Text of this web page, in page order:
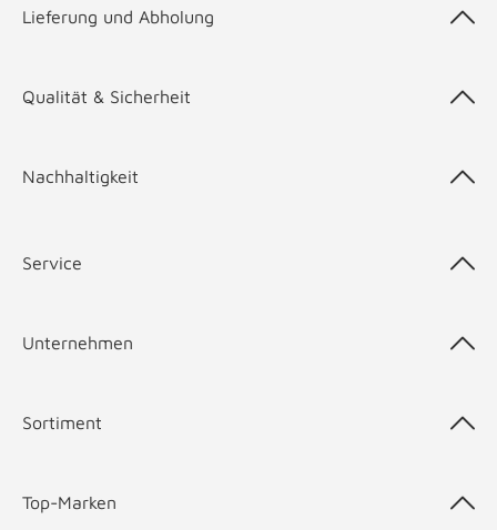
Lieferung und Abholung
Qualität & Sicherheit
Nachhaltigkeit
Service
Unternehmen
Sortiment
Top-Marken